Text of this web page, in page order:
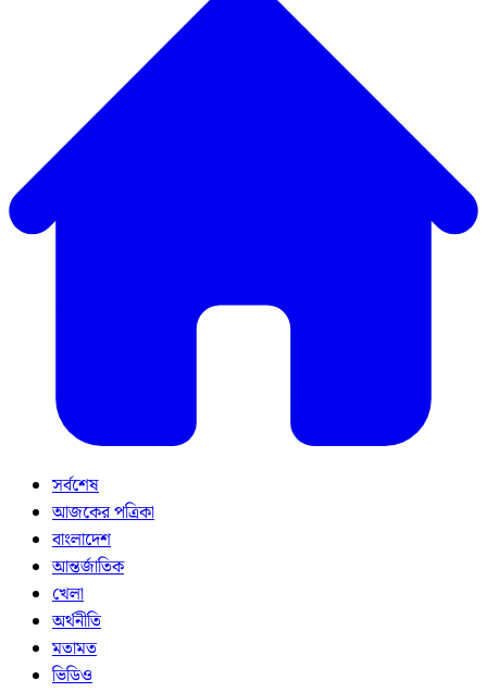
সর্বশেষ
আজকের পত্রিকা
বাংলাদেশ
আন্তর্জাতিক
খেলা
অর্থনীতি
মতামত
ভিডিও